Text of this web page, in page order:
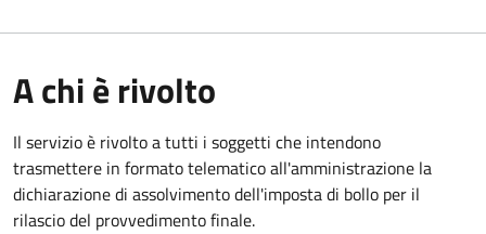
A chi è rivolto
Il servizio è rivolto a tutti i soggetti che intendono
trasmettere in formato telematico all'amministrazione la
dichiarazione di assolvimento dell'imposta di bollo per il
rilascio del provvedimento finale.